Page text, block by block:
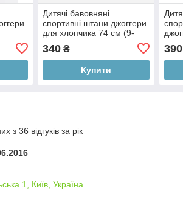
Дитячі бавовняні
спортивні штани джоггери
для хлопчика 74 см (9-
340₴
Купити
390
з 36 відгуків за рік
1, Київ, Україна